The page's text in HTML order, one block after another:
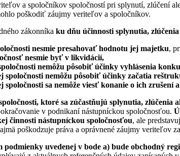
a spoločníkov spoločností pri splynutí, zlúčení
poškodiť záujmy veriteľov a spoločníkov.
zákonníka ku dňu účinnosti splynutia,
nesmie presahovať hodnotu jej majetku,
nesmie byť v likvidácií,
nemôžu pôsobiť účinky vyhlásenia
spoločnosti nemôžu pôsobiť účinky začatia
sa nemôže viesť konanie o ich
ktoré sa zúčastňujú splynutia,
v podnikaní nástupníckou spoločnosťou.
činnosti nástupníckou spoločnosťou, ale
poškodzuje práva a oprávnené záujmy veriteľov
podmienky uvedenej v bode a) bude obchodný